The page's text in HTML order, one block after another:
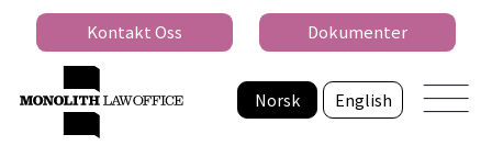
Norsk English
Kontakt Oss Dokumenter